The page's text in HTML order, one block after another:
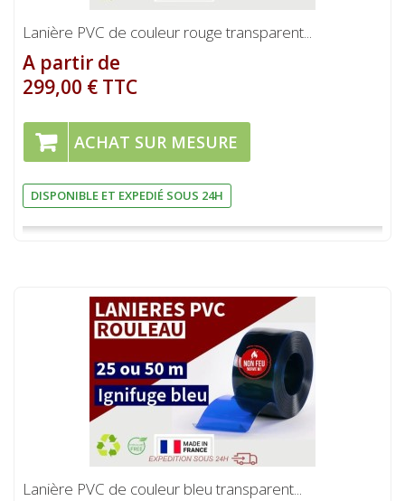
Lanière PVC de couleur rouge transparent...
A partir de
299,00 € TTC
ACHAT SUR MESURE
DISPONIBLE ET EXPEDIÉ SOUS 24H
Lanière PVC de couleur bleu transparent...